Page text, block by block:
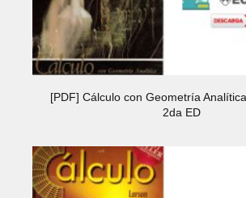
[PDF] Cálculo con Geometría
2da ED